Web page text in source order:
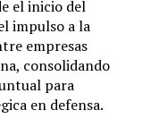
el inicio del
impulso a la
empresas
consolidando
para
en defensa.